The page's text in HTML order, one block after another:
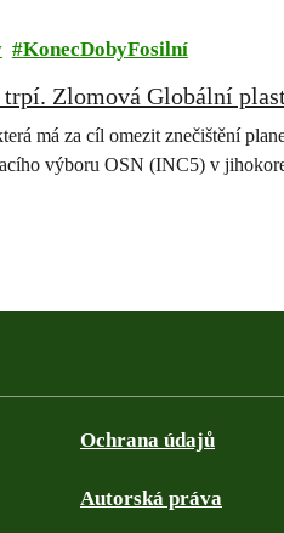
KonecDobyFosilní
Zlomová Globální
má za cíl omezit znečištění
výboru OSN (INC5) v
Ochrana údajů
Autorská práva